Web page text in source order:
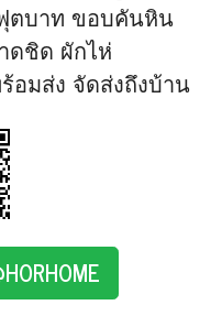
ตบาท ขอบคันหิน
ดชิด ผักไห่
อมส่ง จัดส่งถึงบ้าน